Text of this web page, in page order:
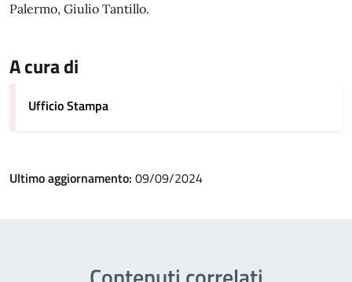
Palermo, Giulio Tantillo.
A cura di
Ufficio Stampa
Ultimo aggiornamento: 09/09/2024